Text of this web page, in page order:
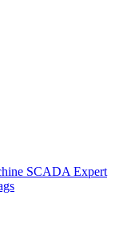
SCADA Expert